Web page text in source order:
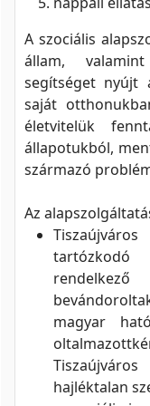
A szociális
állam,
segítséget nyújt
saját
életvitelük
állapotukból,
származó
Az
magyar
hajléktalan